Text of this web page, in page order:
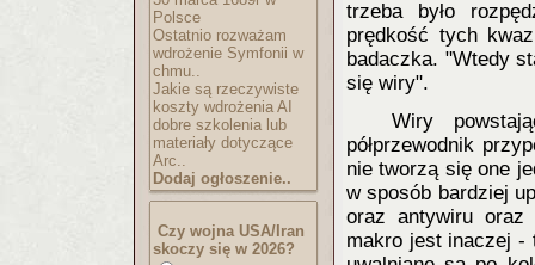
Polsce
Ostatnio rozważam
wdrożenie Symfonii w
chmu..
Jakie są rzeczywiste
koszty wdrożenia AI
dobre szkolenia lub
materiały dotyczące
Arc..
Dodaj ogłoszenie..
Czy wojna USA/Iran
skoczy się w 2026?
trzeba było
prędkość tych
badaczka. "Wtedy
się wiry".
Wiry
półprzewodnik
nie tworzą się one
w sposób bardziej
oraz antywiru
makro jest inaczej -